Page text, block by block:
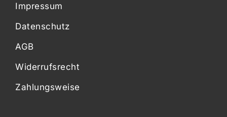
Impressum
Datenschutz
AGB
Widerrufsrecht
Zahlungsweise